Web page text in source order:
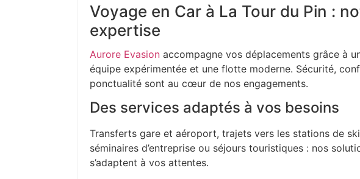
Voyage en Car à La Tour du Pin :
expertise
Aurore Evasion accompagne vos déplacements grâce à
équipe expérimentée et une flotte moderne. Sécurité,
ponctualité sont au cœur de nos engagements.
Des services adaptés à vos besoins
Transferts gare et aéroport, trajets vers les stations de
séminaires d’entreprise ou séjours touristiques : nos
s’adaptent à vos attentes.